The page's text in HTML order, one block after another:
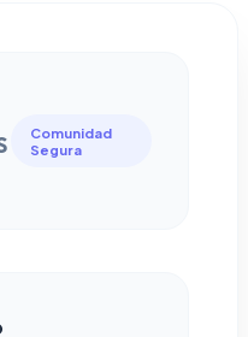
Comunidad
Segura